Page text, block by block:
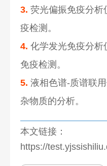
3. 荧光偏振免疫分析
疫检测。
4. 化学发光免疫分析
免疫检测。
5. 液相色谱-质谱联
杂物质的分析。
本文链接：
https://